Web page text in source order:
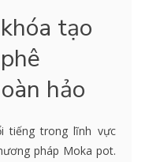
tạo
hảo
tiếng trong lĩnh vực
pháp Moka pot.